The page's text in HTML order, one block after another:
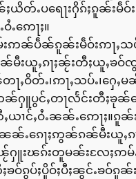
ယိတ်ႉပရေႃးႁိၵ်ႈၵူၼ်းမဵဝ်
ဢေႃႈ။
းဢၼ်ပဵၼ်ၵူၼ်းမဵဝ်းဢႃႇသ
းယူႇၵႃႈၼႂ်းတီႈယူႇၶဝ်
ႃႇဝိတ်ႉ၊ဢႃႇသပ်ႉ၊ႁေႇမ
ႁူပွင်ႇတႃလႅင်းတီႈၶုၼ်ႁ
ၢင်ႇဝႆႉၼၼ်ႉဢေႃႈ။ၵူၼ်
ၼ်ႉၵေႃႈဢွၼ်ၵၼ်မီးယူႇၵ
ႁူးၽၵ်းတူမၼ်းလႄႈဢမ်
ၶဝ်ၵွပ်ႈပိူဝ်ႈပီႈၼွင်ႉၶဝ်ၵူၼ်